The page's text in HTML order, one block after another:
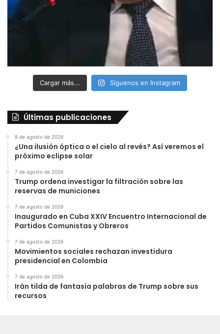
Cargar más... Síguenos en Instagram
Últimas publicaciones
8 de agosto de 2026
¿Una ilusión óptica o el cielo al revés? Así veremos el
próximo eclipse solar
7 de agosto de 2026
Trump ordena investigar la filtración sobre las
reservas de municiones
7 de agosto de 2026
Inaugurado en Cuba XXIV Encuentro Internacional de
Partidos Comunistas y Obreros
7 de agosto de 2026
Movimientos sociales rechazan investidura
presidencial en Colombia
7 de agosto de 2026
Irán tilda de fantasía palabras de Trump sobre sus
recursos